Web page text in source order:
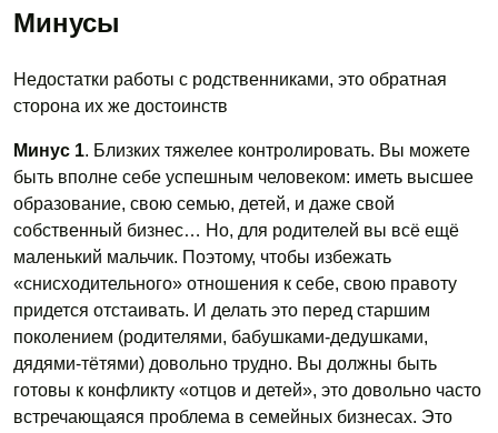
Минусы
Недостатки работы с родственниками, это обратная
сторона их же достоинств
Минус 1. Близких тяжелее контролировать. Вы можете
быть вполне себе успешным человеком: иметь высшее
образование, свою семью, детей, и даже свой
собственный бизнес… Но, для родителей вы всё ещё
маленький мальчик. Поэтому, чтобы избежать
«снисходительного» отношения к себе, свою правоту
придется отстаивать. И делать это перед старшим
поколением (родителями, бабушками-дедушками,
дядями-тётями) довольно трудно. Вы должны быть
готовы к конфликту «отцов и детей», это довольно часто
встречающаяся проблема в семейных бизнесах. Это